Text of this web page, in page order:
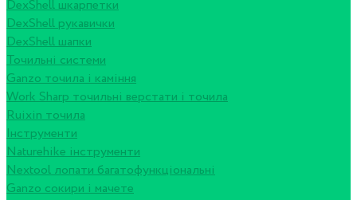
DexShell шкарпетки
DexShell рукавички
DexShell шапки
Точильні системи
Ganzo точила і каміння
Work Sharp точильні верстати і точила
Ruixin точила
Інструменти
Naturehike інструменти
Nextool лопати багатофункціональні
Ganzo сокири і мачете